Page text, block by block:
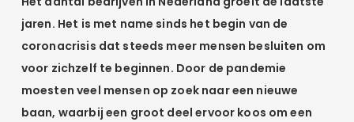
jaren. Het is met name sinds het begin van de
coronacrisis dat steeds meer mensen besluiten om
voor zichzelf te beginnen. Door de pandemie
moesten veel mensen op zoek naar een nieuwe
baan, waarbij een groot deel ervoor koos om een